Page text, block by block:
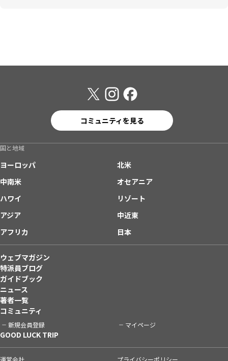
コミュニティを見る
国と地域
ヨーロッパ
北米
中南米
オセアニア
ハワイ
リゾート
アジア
中近東
アフリカ
日本
ウェブマガジン
特派員ブログ
ガイドブック
ニュース
著者一覧
コミュニティ
新規会員登録 マイページ
GOOD LUCK TRIP
運営会社 プライバシーポリシー